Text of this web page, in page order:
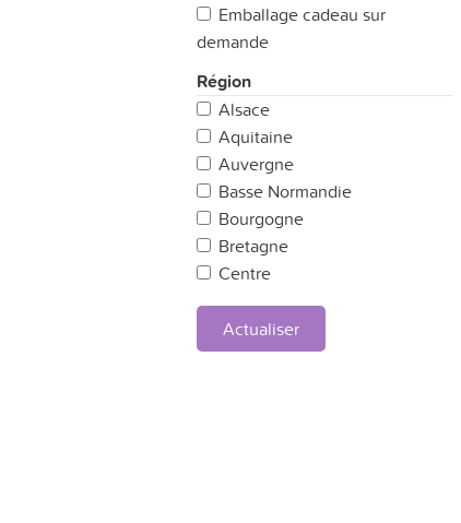
Emballage cadeau sur
demande
Région
Alsace
Aquitaine
Auvergne
Basse Normandie
Bourgogne
Bretagne
Centre
Champagne Ardennes
Corse
Franche Comté
Actualiser